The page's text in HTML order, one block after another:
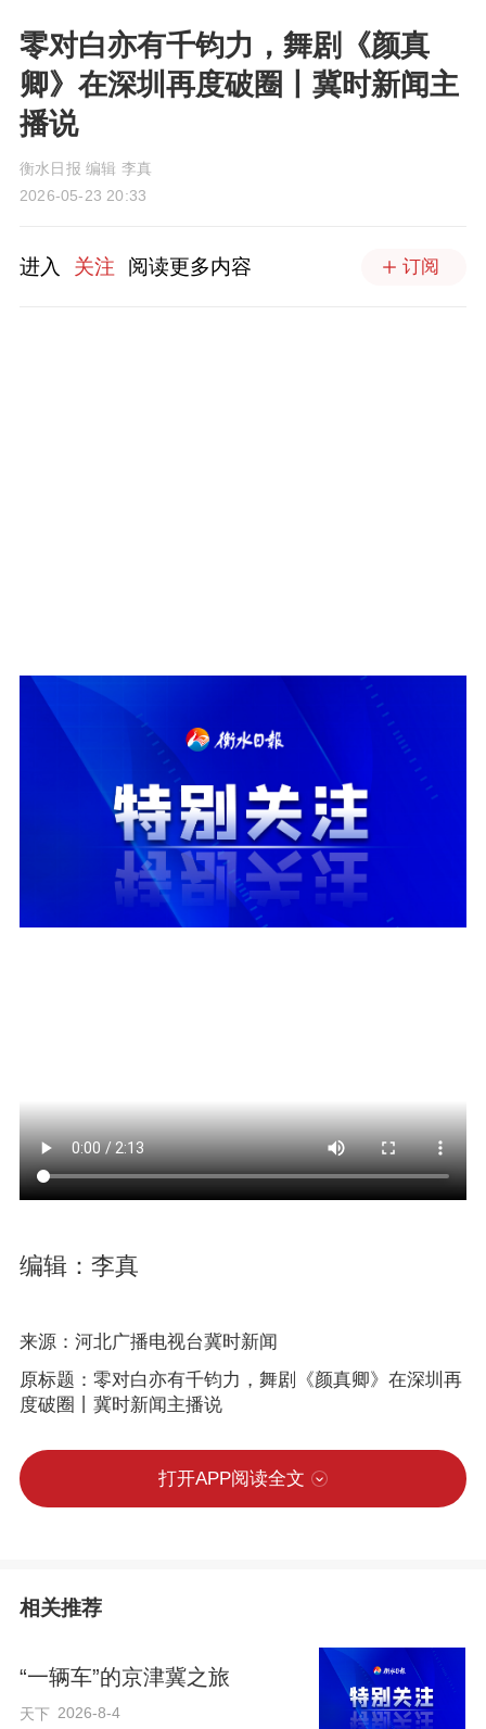
零对白亦有千钧力，舞剧《颜真
卿》在深圳再度破圈丨冀时新闻主
播说
衡水日报 编辑 李真
2026-05-23 20:33
进入 关注 阅读更多内容 订阅
编辑：李真
来源：河北广播电视台冀时新闻
原标题：零对白亦有千钧力，舞剧《颜真卿》在深圳再
度破圈丨冀时新闻主播说
打开APP阅读全文
相关推荐
“一辆车”的京津冀之旅
天下 2026-8-4